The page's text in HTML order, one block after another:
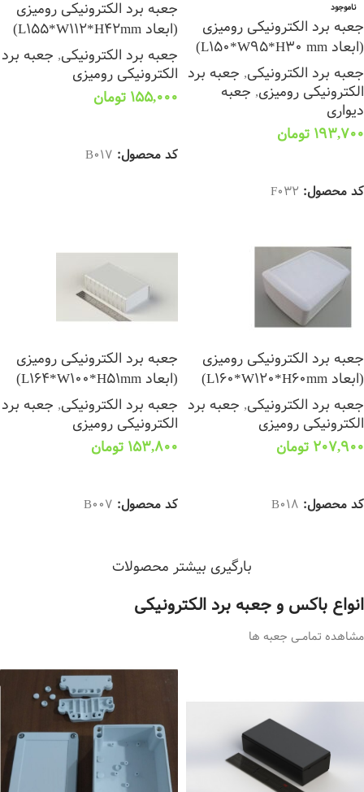
ناموجود
جعبه برد الکترونیکی رومیزی
(ابعاد L150*W95*H30 mm)
جعبه برد الکترونیکی, جعبه برد
الکترونیکی رومیزی, جعبه
دیواری
193,700 تومان
کد محصول: F032
جعبه برد الکترونیکی رومیزی
(ابعاد L155*W112*H42mm)
جعبه برد الکترونیکی, جعبه برد
الکترونیکی رومیزی
155,000 تومان
کد محصول: B017
جعبه برد الکترونیکی رومیزی
(ابعاد L160*W120*H60mm)
جعبه برد الکترونیکی, جعبه برد
الکترونیکی رومیزی
207,900 تومان
کد محصول: B018
جعبه برد الکترونیکی رومیزی
(ابعاد L164*W100*H51mm)
جعبه برد الکترونیکی, جعبه برد
الکترونیکی رومیزی
153,800 تومان
کد محصول: B007
بارگیری بیشتر محصولات
انواع باکس و جعبه برد الکترونیکی
مشاهده تمامــی جعبه ها